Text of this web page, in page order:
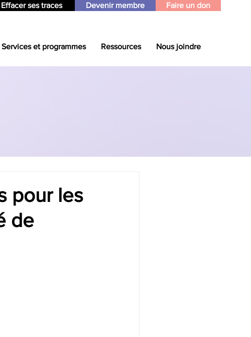
Effacer ses traces Devenir membre Faire un don
Services et programmes Ressources Nous joindre
pour les
de